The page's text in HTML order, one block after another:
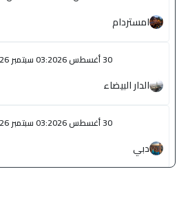
امستردام
30 أغسطس 2026 :03 سبتمبر 2026
الدار البيضاء
30 أغسطس 2026 :03 سبتمبر 2026
دبي